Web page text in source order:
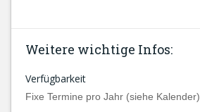
Weitere wichtige Infos:
Verfügbarkeit
Fixe Termine pro Jahr (siehe Kalender)